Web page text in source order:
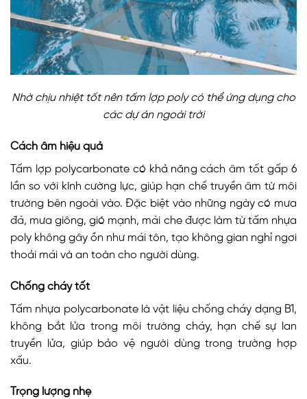
Nhờ chịu nhiệt tốt nên tấm lợp poly có thể ứng dụng cho
các dự án ngoài trời
Cách âm hiệu quả
Tấm lợp polycarbonate có khả năng cách âm tốt gấp 6
lần so với kính cường lực, giúp hạn chế truyền âm từ môi
trường bên ngoài vào. Đặc biệt vào những ngày có mưa
đá, mưa giông, gió mạnh, mái che được làm từ tấm nhựa
poly không gây ồn như mái tôn, tạo không gian nghỉ ngơi
thoải mái và an toàn cho người dùng.
Chống cháy tốt
Tấm nhựa polycarbonate là vật liệu chống cháy dạng B1,
không bắt lửa trong môi trường cháy, hạn chế sự lan
truyền lửa, giúp bảo vệ người dùng trong trường hợp
xấu.
Trọng lượng nhẹ